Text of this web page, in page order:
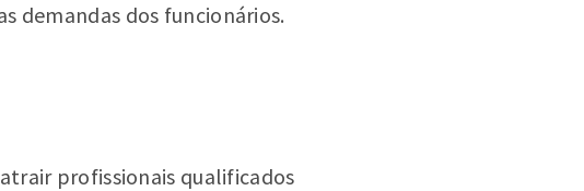
demandas dos funcionários.
profissionais qualificados